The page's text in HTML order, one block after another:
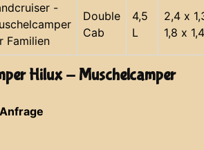
-
Familien
Double
Cab
4,5
L
2,4 x
1,8 x
Hilux - Muschelcamper